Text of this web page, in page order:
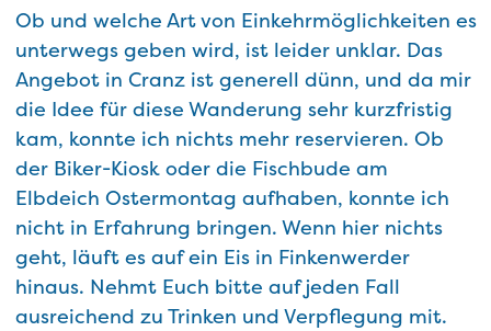
Ob und welche Art von Einkehrmöglichkeiten es
unterwegs geben wird, ist leider unklar. Das
Angebot in Cranz ist generell dünn, und da mir
die Idee für diese Wanderung sehr kurzfristig
kam, konnte ich nichts mehr reservieren. Ob
der Biker-Kiosk oder die Fischbude am
Elbdeich Ostermontag aufhaben, konnte ich
nicht in Erfahrung bringen. Wenn hier nichts
geht, läuft es auf ein Eis in Finkenwerder
hinaus. Nehmt Euch bitte auf jeden Fall
ausreichend zu Trinken und Verpflegung mit.